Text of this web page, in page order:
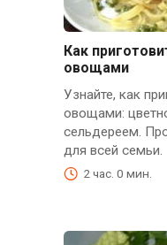
Как
овощами
Узнайте, как
овощами:
сельдереем.
для всей семьи.
2 час. 0 мин.